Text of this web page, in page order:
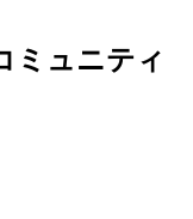
ミュニティ